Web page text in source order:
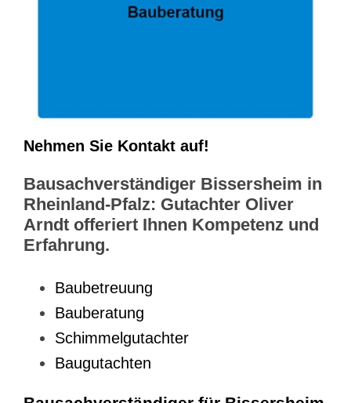
Nehmen Sie Kontakt auf!
Bausachverständiger Bissersheim in
Rheinland-Pfalz: Gutachter Oliver
Arndt offeriert Ihnen Kompetenz und
Erfahrung.
Baubetreuung
Bauberatung
Schimmelgutachter
Baugutachten